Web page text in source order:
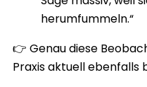
herumfummeln.“
👉 Genau diese
Praxis aktuell ebenfalls